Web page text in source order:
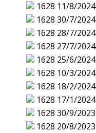
1628 11/8/2024
1628 30/7/2024
1628 28/7/2024
1628 27/7/2024
1628 25/6/2024
1628 10/3/2024
1628 18/2/2024
1628 17/1/2024
1628 30/9/2023
1628 20/8/2023